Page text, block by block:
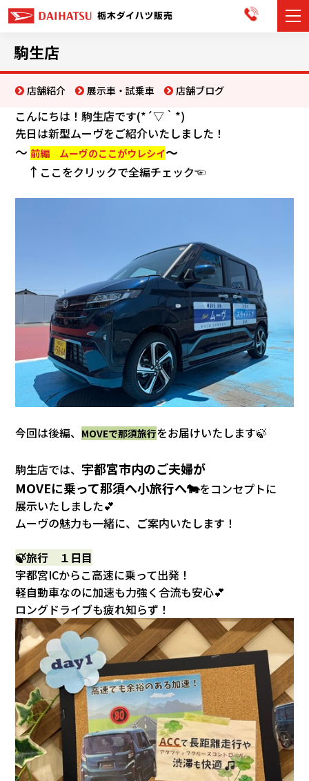
展示車・試乗車
店舗情報
お知らせ
アフターサポート
会社情報
カタ
リコ
お問
駒生店
店舗紹介 展示車・試乗車 店舗ブログ
こんにちは！駒生店です(*´▽｀*)
先日は新型ムーヴをご紹介いたしました！
～前編 ムーヴのここがウレシイ～
↑ ここをクリックで全編チェック☜
今回は後編、 MOVEで那須旅行をお届けいたします🍃
駒生店では、 宇都宮市内のご夫婦が
MOVEに乗って那須へ小旅行へ🐄をコンセプトに
展示いたしました💕
ムーヴの魅力も一緒に、ご案内いたします！
🍃旅行 １日目
宇都宮ICからこ高速に乗って出発！
軽自動車なのに加速も力強く合流も安心💕
ロングドライブも疲れ知らず！